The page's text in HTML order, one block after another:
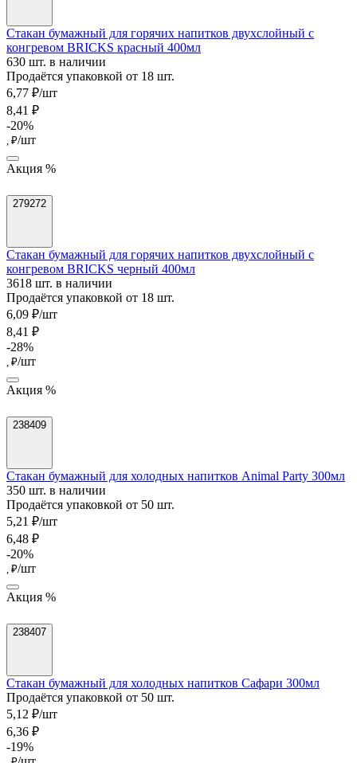
Стакан бумажный для горячих напитков двухслойный с
конгревом BRICKS красный 400мл
630 шт. в наличии
Продаётся упаковкой от 18 шт.
6,77 ₽/шт
8,41 ₽
-20%
, ₽/шт
Акция %
279272
Стакан бумажный для горячих напитков двухслойный с
конгревом BRICKS черный 400мл
3618 шт. в наличии
Продаётся упаковкой от 18 шт.
6,09 ₽/шт
8,41 ₽
-28%
, ₽/шт
Акция %
238409
Стакан бумажный для холодных напитков Animal Party 300мл
350 шт. в наличии
Продаётся упаковкой от 50 шт.
5,21 ₽/шт
6,48 ₽
-20%
, ₽/шт
Акция %
238407
Стакан бумажный для холодных напитков Сафари 300мл
Продаётся упаковкой от 50 шт.
5,12 ₽/шт
6,36 ₽
-19%